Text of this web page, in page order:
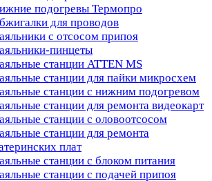
подогревы Термопро
для проводов
с отсосом припоя
пинцеты
станции ATTEN MS
станции для пайки микросхем
станции с нижним подогревом
станции для ремонта видеокарт
станции с оловоотсосом
станции для ремонта
плат
станции с блоком питания
станции с подачей припоя